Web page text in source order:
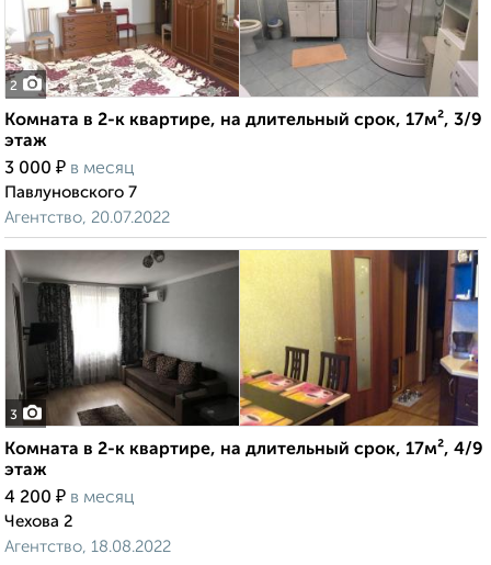
2
Комната в 2-к квартире, на длительный срок, 17м², 3/9
этаж
3 000 ₽ в месяц
Павлуновского 7
Агентство, 20.07.2022
3
Комната в 2-к квартире, на длительный срок, 17м², 4/9
этаж
4 200 ₽ в месяц
Чехова 2
Агентство, 18.08.2022